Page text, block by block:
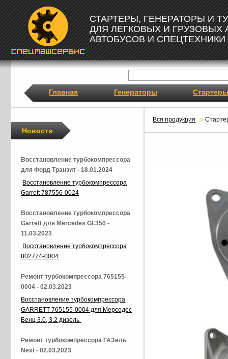
СТАРТЕРЫ, ГЕНЕРАТОРЫ И
ДЛЯ ЛЕГКОВЫХ И ГРУЗОВЫХ
АВТОБУСОВ И СПЕЦТЕХНИКИ
Главная Генераторы Стартеры
Вся продукция
Новости
Восстановление турбокомпрессора
для Форд Транзит - 18.01.2024
Восстановление турбокомпрессора
Garrett 787556-0024
Восстановление турбокомпрессора
Garrett для Mercedes GL350 -
11.03.2023
Восстановление турбокомпрессора
802774-0004
Ремонт турбокомпрессора 765155-
0004 - 02.03.2023
Восстановление турбокомпрессора
GARRETT 765155-0004 для Мерседес
Бенц 3.0, 3.2 дизель
Ремонт турбокомпрессора ГАЗель
Next - 02.03.2023